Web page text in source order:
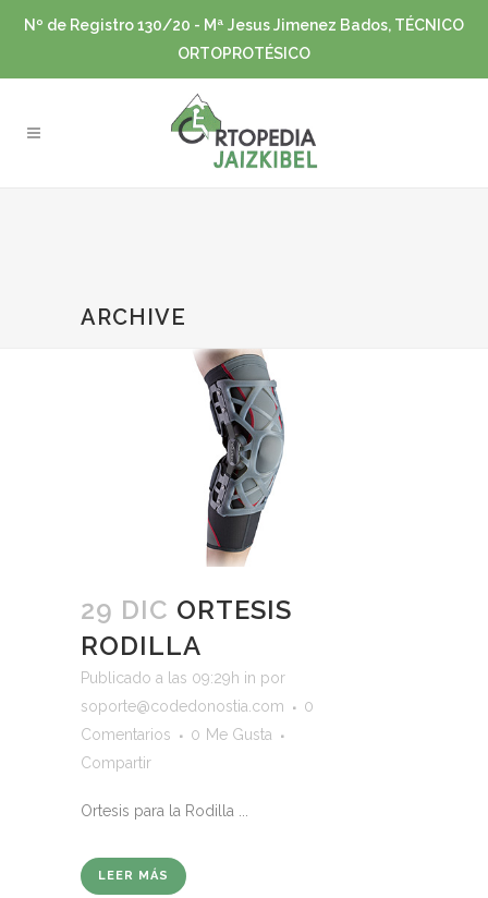
Nº de Registro 130/20 - Mª Jesus Jimenez Bados, TÉCNICO
ORTOPROTÉSICO
ARCHIVE
29 DIC ORTESIS
RODILLA
Publicado a las 09:29h in por
soporte@codedonostia.com
0
Comentarios
0 Me Gusta
Compartir
Ortesis para la Rodilla ...
LEER MÁS